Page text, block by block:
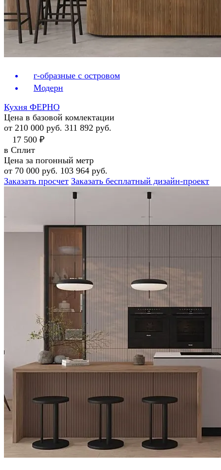
г-образные с островом
Модерн
Кухня ФЕРНО
Цена в базовой комлектации
от 210 000 руб. 311 892 руб.
17 500 ₽
в Сплит
Цена за погонный метр
от 70 000 руб. 103 964 руб.
Заказать просчет Заказать бесплатный дизайн-проект